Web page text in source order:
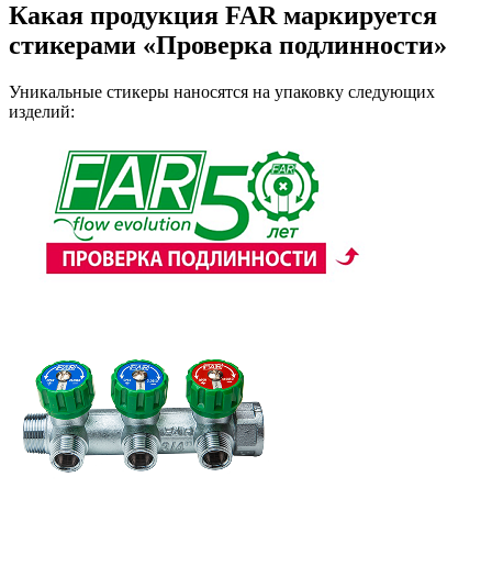
Какая продукция FAR маркируется
стикерами «Проверка подлинности»
Уникальные стикеры наносятся на упаковку следующих
изделий: